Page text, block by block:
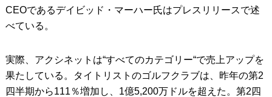
CEOであるデイビッド・マーハー氏はプレスリリースで述
べている。
実際、アクシネットは“すべてのカテゴリー“で売上アップを
果たしている。タイトリストのゴルフクラブは、昨年の第2
四半期から111％増加し、1億5,200万ドルを超えた。第2四